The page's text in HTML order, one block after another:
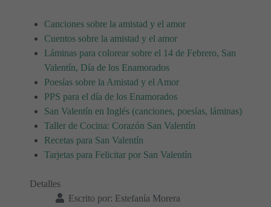
Canciones sobre la amistad y el amor
Cuentos sobre la amistad y el amor
Láminas para colorear sobre el 14 de Febrero, San
Valentín, Día de los Enamorados
Poesías sobre la Amistad y el Amor
PPS para el día de los Enamorados
San Valentín en Inglés (canciones, poesías, láminas)
Taller de Cocina: Corazón San Valentín
Recetas para San Valentín
Tarjetas para Felicitar por San Valentín
Detalles
Escrito por: Estefanía Morera